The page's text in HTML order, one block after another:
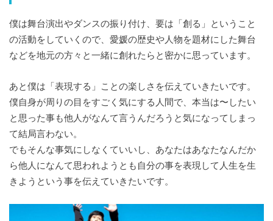
僕は舞台演出やダンスの振り付け、要は「創る」ということ
の活動をしていくので、愛媛の歴史や人物を題材にした舞台
などを地元の方々と一緒に創れたらと密かに思っています。
あと僕は「表現する」ことの楽しさを伝えていきたいです。
僕自身が周りの目をすごく気にする人間で、本当は〜したい
と思った事も他人がなんて言うんだろうと気になってしまっ
て結局言わない。
でもそんな事気にしなくていいし、あなたはあなたなんだか
ら他人になんて思われようとも自分の事を表現して人生を生
きようという事を伝えていきたいです。